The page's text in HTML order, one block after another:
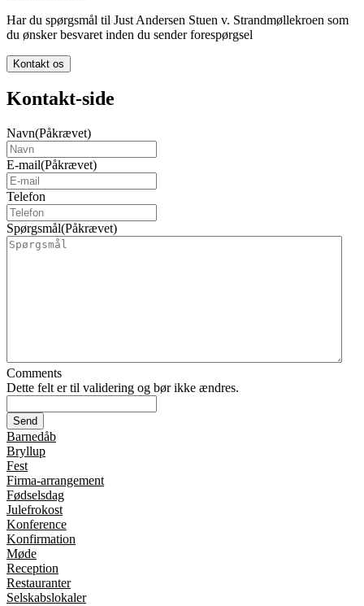
Har du spørgsmål til Just Andersen Stuen v. Strandmøllekroen som
du ønsker besvaret inden du sender forespørgsel
Kontakt os
Kontakt-side
Navn(Påkrævet)
E-mail(Påkrævet)
Telefon
Spørgsmål(Påkrævet)
Comments
Dette felt er til validering og bør ikke ændres.
Barnedåb
Bryllup
Fest
Firma-arrangement
Fødselsdag
Julefrokost
Konference
Konfirmation
Møde
Reception
Restauranter
Selskabslokaler